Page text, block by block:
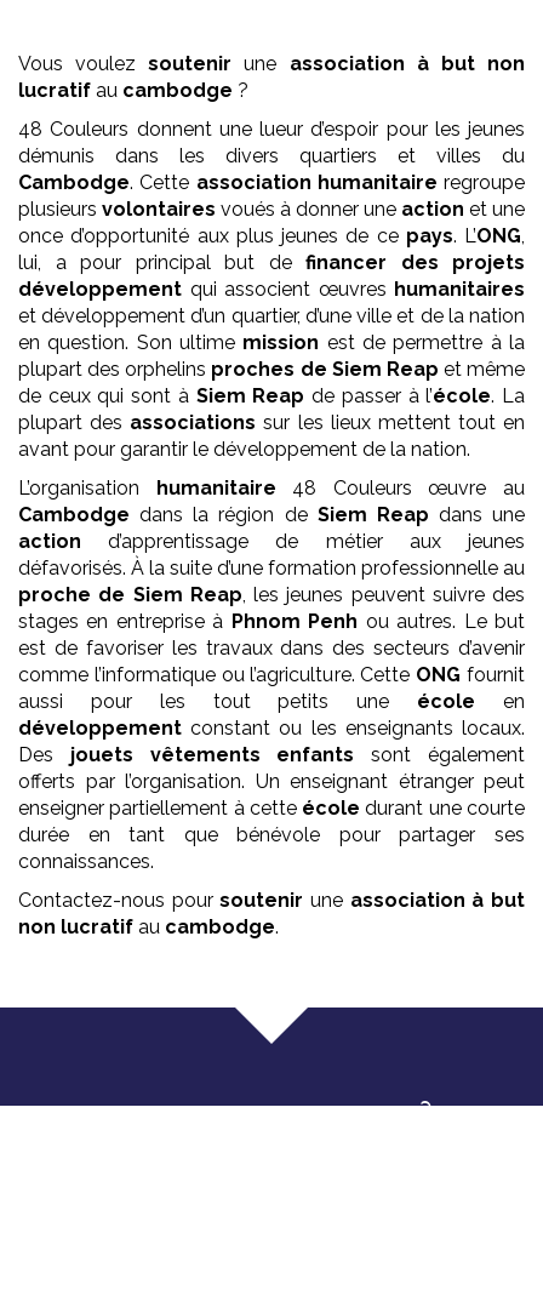
Vous voulezsoutenir une association
à but non
lucratif au cambodge ?
48 Couleurs donnent une lueur d’espoir pour les jeunes
démunis dans les divers quartiers et villes du
Cambodge. Cette association humanitaire regroupe
plusieurs volontaires voués à donner une action et une
once d’opportunité aux plus jeunes de ce pays. L’ONG,
lui, a pour principal but de financer des projets
développement qui associent œuvres humanitaires
et développement d’un quartier, d’une ville et de la nation
en question. Son ultime mission est de permettre à la
plupart des orphelins proches de Siem Reap et même
de ceux qui sont à Siem Reap de passer à l’école. La
plupart des associations sur les lieux mettent tout en
avant pour garantir le développement de la nation.
L’organisation
humanitaire 48 Couleurs œuvre au
Cambodge dans la région de Siem Reap dans une
action d’apprentissage de métier aux jeunes
défavorisés. À la suite d’une formation professionnelle au
proche de Siem Reap, les jeunes peuvent suivre des
stages en entreprise à Phnom Penh ou autres. Le but
est de favoriser les travaux dans des secteurs d’avenir
comme l’informatique ou l’agriculture. Cette ONG fournit
aussi pour les tout petits une école en
développement constant ou les enseignants locaux.
Des jouets vêtements enfants sont également
offerts par l’organisation. Un enseignant étranger peut
enseigner partiellement à cette école durant une courte
durée en tant que bénévole pour partager ses
connaissances.
Contactez-nous poursoutenir une association à but
non lucratif au cambodge.
Que faisons nous ?